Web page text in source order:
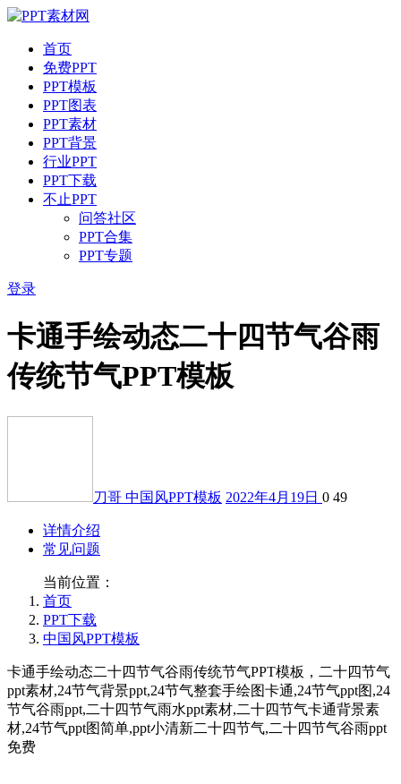
首页
免费PPT
PPT模板
PPT图表
PPT素材
PPT背景
行业PPT
PPT下载
不止PPT
问答社区
PPT合集
PPT专题
登录
卡通手绘动态二十四节气谷雨
传统节气PPT模板
刀哥 中国风PPT模板 2022年4月19日 0 49
详情介绍
常见问题
当前位置：
首页
PPT下载
中国风PPT模板
卡通手绘动态二十四节气谷雨传统节气PPT模板，二十四节气
ppt素材,24节气背景ppt,24节气整套手绘图卡通,24节气ppt图,24
节气谷雨ppt,二十四节气雨水ppt素材,二十四节气卡通背景素
材,24节气ppt图简单,ppt小清新二十四节气,二十四节气谷雨ppt
免费